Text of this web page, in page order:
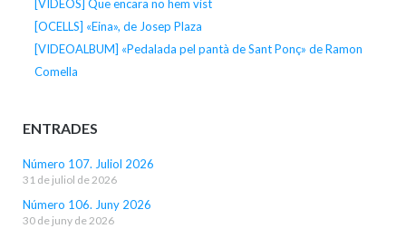
[VÍDEOS] Que encara no hem vist
[OCELLS] «Eina», de Josep Plaza
[VIDEOALBUM] «Pedalada pel pantà de Sant Ponç» de Ramon
Comella
ENTRADES
Número 107. Juliol 2026
31 de juliol de 2026
Número 106. Juny 2026
30 de juny de 2026